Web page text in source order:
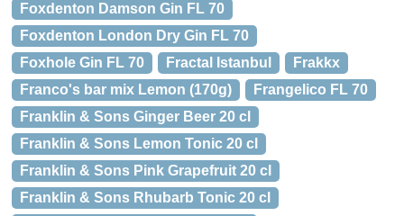
Foxdenton Damson Gin FL 70
Foxdenton London Dry Gin FL 70
Foxhole Gin FL 70
Fractal Istanbul
Frakkx
Franco's bar mix Lemon (170g)
Frangelico FL 70
Franklin & Sons Ginger Beer 20 cl
Franklin & Sons Lemon Tonic 20 cl
Franklin & Sons Pink Grapefruit 20 cl
Franklin & Sons Rhubarb Tonic 20 cl